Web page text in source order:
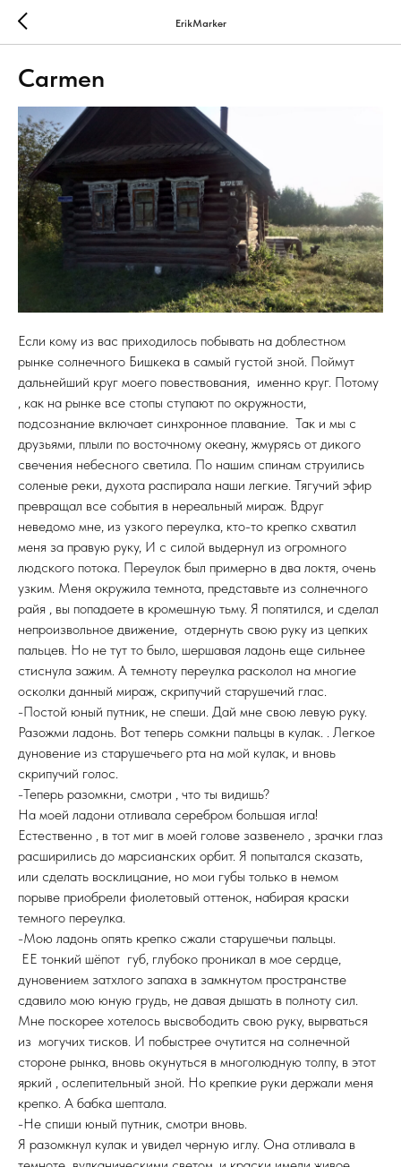
ErikMarker
Carmen
Если кому из вас приходилось побывать на доблестном
рынке солнечного Бишкека в самый густой зной. Поймут
дальнейший круг моего повествования, именно круг. Потому
, как на рынке все стопы ступают по окружности,
подсознание включает синхронное плавание. Так и мы с
друзьями, плыли по восточному океану, жмурясь от дикого
свечения небесного светила. По нашим спинам струились
соленые реки, духота распирала наши легкие. Тягучий эфир
превращал все события в нереальный мираж. Вдруг
неведомо мне, из узкого переулка, кто-то крепко схватил
меня за правую руку, И с силой выдернул из огромного
людского потока. Переулок был примерно в два локтя, очень
узким. Меня окружила темнота, представьте из солнечного
райя , вы попадаете в кромешную тьму. Я попятился, и сделал
непроизвольное движение, отдернуть свою руку из цепких
пальцев. Но не тут то было, шершавая ладонь еще сильнее
стиснула зажим. А темноту переулка расколол на многие
осколки данный мираж, скрипучий старушечий глас.
-Постой юный путник, не спеши. Дай мне свою левую руку.
Разожми ладонь. Вот теперь сомкни пальцы в кулак. . Легкое
дуновение из старушечьего рта на мой кулак, и вновь
скрипучий голос.
-Теперь разомкни, смотри , что ты видишь?
На моей ладони отливала серебром большая игла!
Естественно , в тот миг в моей голове зазвенело , зрачки глаз
расширились до марсианских орбит. Я попытался сказать,
или сделать восклицание, но мои губы только в немом
порыве приобрели фиолетовый оттенок, набирая краски
темного переулка.
-Мою ладонь опять крепко сжали старушечьи пальцы.
ЕЕ тонкий шёпот губ, глубоко проникал в мое сердце,
дуновением затхлого запаха в замкнутом пространстве
сдавило мою юную грудь, не давая дышать в полноту сил.
Мне поскорее хотелось высвободить свою руку, вырваться
из могучих тисков. И побыстрее очутится на солнечной
стороне рынка, вновь окунуться в многолюдную толпу, в этот
яркий , ослепительный зной. Но крепкие руки держали меня
крепко. А бабка шептала.
-Не спиши юный путник, смотри вновь.
Я разомкнул кулак и увидел черную иглу. Она отливала в